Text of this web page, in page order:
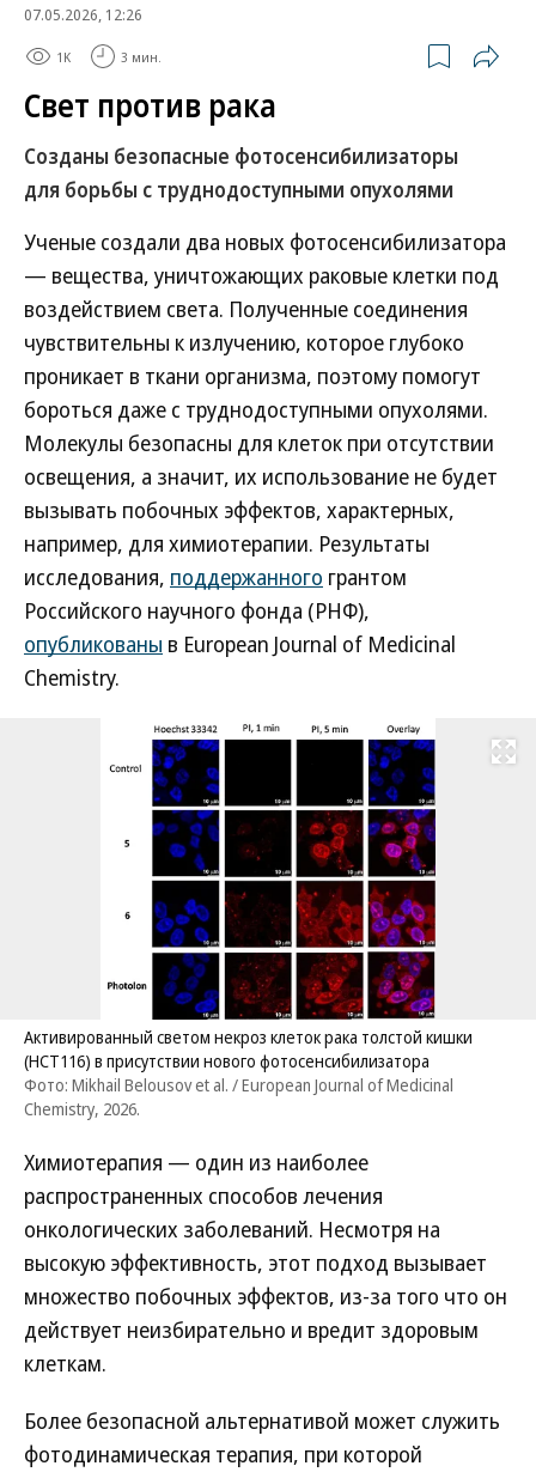
07.05.2026, 12:26
1K 3 мин.
Свет против рака
Созданы безопасные фотосенсибилизаторы
для борьбы с труднодоступными опухолями
Ученые создали два новых фотосенсибилизатора
— вещества, уничтожающих раковые клетки под
воздействием света. Полученные соединения
чувствительны к излучению, которое глубоко
проникает в ткани организма, поэтому помогут
бороться даже с труднодоступными опухолями.
Молекулы безопасны для клеток при отсутствии
освещения, а значит, их использование не будет
вызывать побочных эффектов, характерных,
например, для химиотерапии. Результаты
исследования, поддержанного грантом
Российского научного фонда (РНФ),
опубликованы в European Journal of Medicinal
Chemistry.
Развернуть
Активированный светом некроз клеток рака толстой кишки
(HCT116) в присутствии нового фотосенсибилизатора
Фото: Mikhail Belousov et al. / European Journal of Medicinal
Chemistry, 2026.
Химиотерапия — один из наиболее
распространенных способов лечения
онкологических заболеваний. Несмотря на
высокую эффективность, этот подход вызывает
множество побочных эффектов, из-за того что он
действует неизбирательно и вредит здоровым
клеткам.
Более безопасной альтернативой может служить
фотодинамическая терапия, при которой